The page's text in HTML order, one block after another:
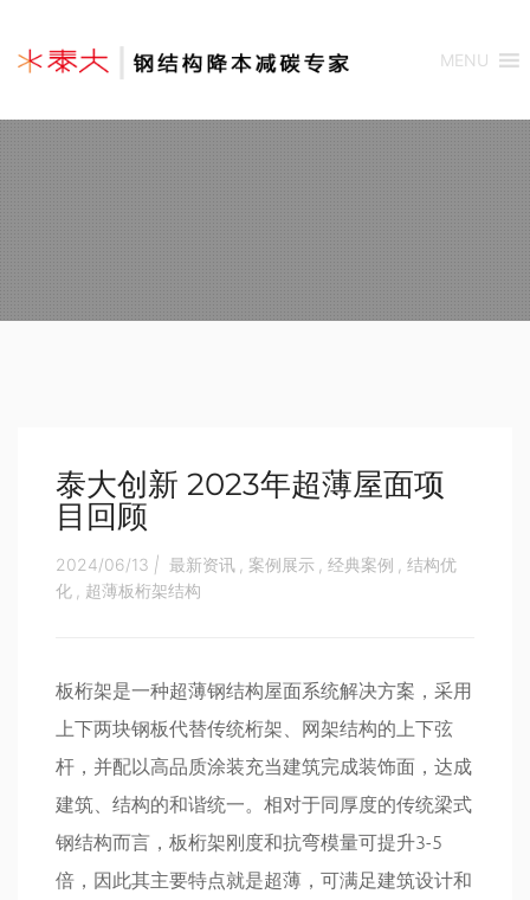
MENU
泰大创新 2023年超薄屋面项
目回顾
2024/06/13 | 最新资讯 案例展示 经典案例
结构优
化
超薄板桁架结构
板桁架是一种超薄钢结构屋面系统解决方案，采用
上下两块钢板代替传统桁架、网架结构的上下弦
杆，并配以高品质涂装充当建筑完成装饰面，达成
建筑、结构的和谐统一。相对于同厚度的传统梁式
钢结构而言，板桁架刚度和抗弯模量可提升3-5
倍，因此其主要特点就是超薄，可满足建筑设计和